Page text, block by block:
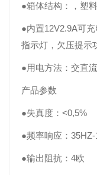
●箱体结构：，塑
●内置12V2.9A可
指示灯，欠压提示
●用电方法：交直
产品参数
●失真度：<0,5%
●频率响应：
●输出阻抗：4欧